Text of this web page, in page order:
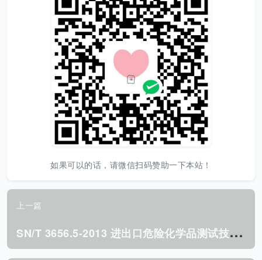
如果可以的话，请微信扫码赞助一下本站！
上一篇
S
N/T 3656.5-2013 进出口危险化学品测试技术规范 第5部分:氧化剂和有机过氧化物.pdf